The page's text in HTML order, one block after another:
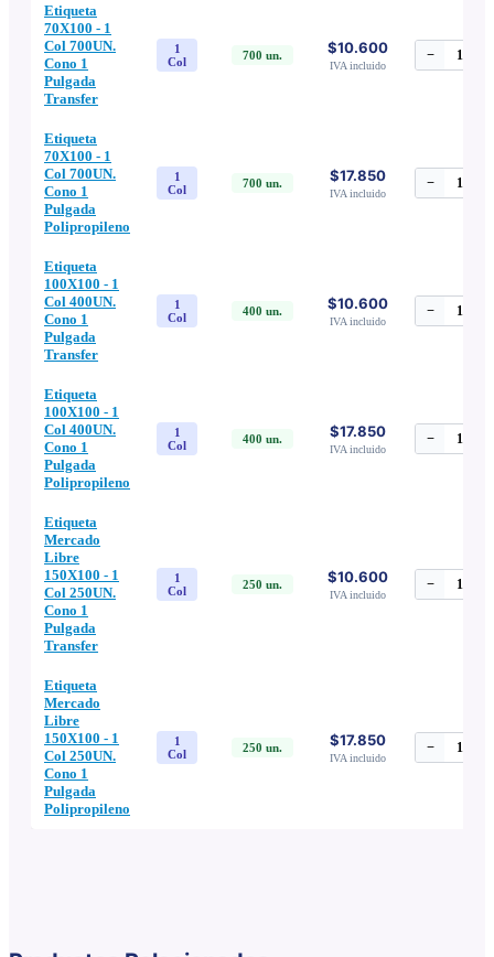
Etiqueta
70X100 - 1
Col 700UN.
Cono 1
Pulgada
Transfer
1
Col
700 un. $10.600
IVA incluido
− 1
Etiqueta
70X100 - 1
Col 700UN.
Cono 1
Pulgada
Polipropileno
1
Col
700 un. $17.850
IVA incluido
− 1
Etiqueta
100X100 - 1
Col 400UN.
Cono 1
Pulgada
Transfer
1
Col
400 un. $10.600
IVA incluido
− 1
Etiqueta
100X100 - 1
Col 400UN.
Cono 1
Pulgada
Polipropileno
1
Col
400 un. $17.850
IVA incluido
− 1
Etiqueta
Mercado
Libre
150X100 - 1
Col 250UN.
Cono 1
Pulgada
Transfer
1
Col
250 un. $10.600
IVA incluido
− 1
Etiqueta
Mercado
Libre
150X100 - 1
Col 250UN.
Cono 1
Pulgada
Polipropileno
1
Col
250 un. $17.850
IVA incluido
− 1